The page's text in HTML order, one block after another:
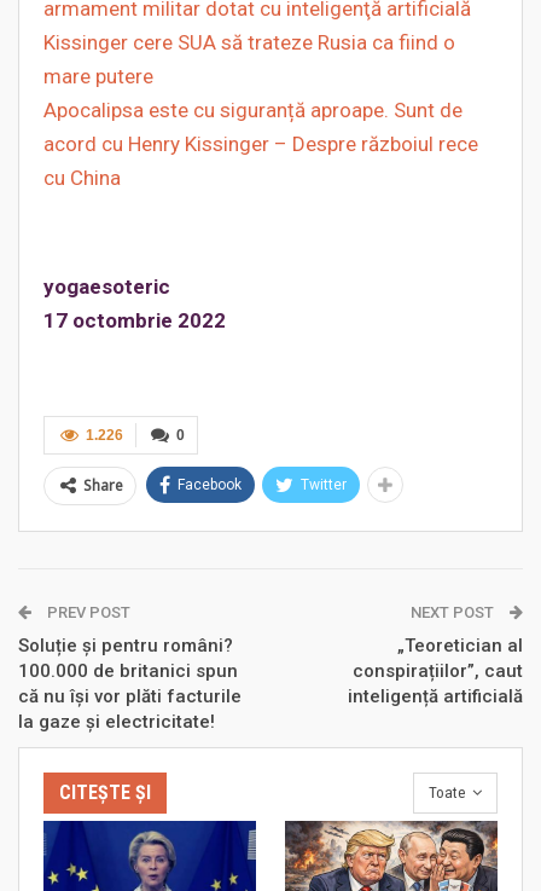
armament militar dotat cu inteligenţă artificială
Kissinger cere SUA să trateze Rusia ca fiind o
mare putere
Apocalipsa este cu siguranță aproape. Sunt de
acord cu Henry Kissinger – Despre războiul rece
cu China
yogaesoteric
17 octombrie 2022
0
1.226
Share Facebook Twitter
PREV POST
Soluție și pentru români?
100.000 de britanici spun
că nu își vor plăti facturile
la gaze și electricitate!
NEXT POST
„Teoretician al
conspirațiilor”, caut
inteligență artificială
Toate
CITEȘTE ȘI